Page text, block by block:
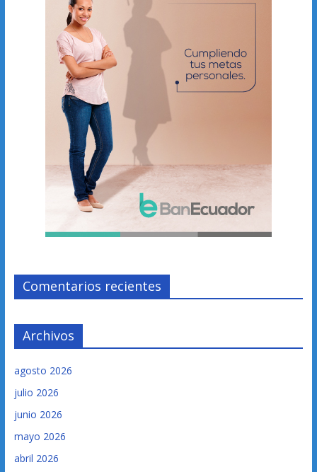
Comentarios recientes
Archivos
agosto 2026
julio 2026
junio 2026
mayo 2026
abril 2026